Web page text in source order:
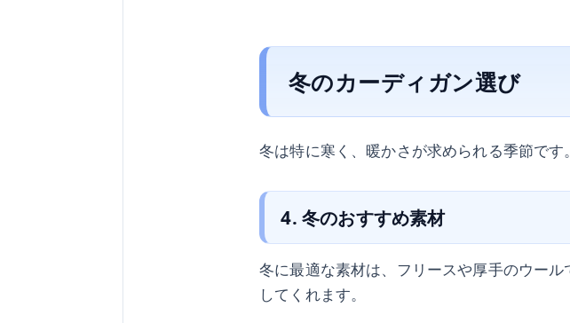
冬のカーディガン選び
冬は特に寒く、暖かさが求められる季節で
4. 冬のおすすめ素材
冬に最適な素材は、フリースや厚手のウー
してくれます。